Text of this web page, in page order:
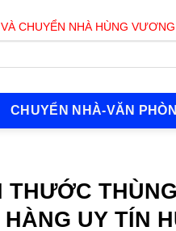
NHÀ HÙNG VƯƠNG PHỤC
CHUYỂN NHÀ-VĂN
THƯỚC
UY TÍN